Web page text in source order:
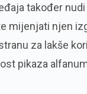
također nudi
mijenjati njen
za lakše
pikaza